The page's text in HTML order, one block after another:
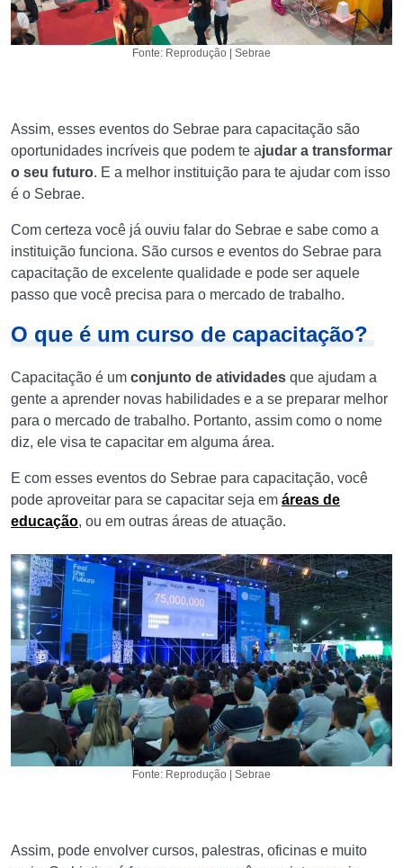
Fonte: Reprodução | Sebrae
Assim, esses eventos do Sebrae para capacitação são
oportunidades incríveis que podem te ajudar a transformar
o seu futuro. E a melhor instituição para te ajudar com isso
é o Sebrae.
Com certeza você já ouviu falar do Sebrae e sabe como a
instituição funciona. São cursos e eventos do Sebrae para
capacitação de excelente qualidade e pode ser aquele
passo que você precisa para o mercado de trabalho.
O que é um curso de capacitação?
Capacitação é um conjunto de atividades que ajudam a
gente a aprender novas habilidades e a se preparar melhor
para o mercado de trabalho. Portanto, assim como o nome
diz, ele visa te capacitar em alguma área.
E com esses eventos do Sebrae para capacitação, você
pode aproveitar para se capacitar seja em áreas de
educação, ou em outras áreas de atuação.
Fonte: Reprodução | Sebrae
Assim, pode envolver cursos, palestras, oficinas e muito